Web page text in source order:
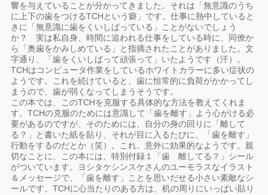
響を与えていることが分かってきました。それは「無意識のうち
に上下の歯をつけるTCHという癖」です。仕事に熱中していると
きに「無意識に歯をくいしばっている」ことがないでしょう
か？ 実は私自身、時間に追われる仕事をしている時に、同僚か
ら「奥歯をかみしめている」と指摘されたことがありました。文
字通り、「歯をくいしばって頑張って」いたようです（汗）。
TCHはコンピュータ作業をしているホワイトカラーに多い症状の
ようです。これを続けていると、歯に恒常的に負荷がかかってし
まうので、歯が弱くなってしまうそうです。
この本では、このTCHを克服する具体的な方法を教えてくれま
す。TCHの克服のためには意識して「歯を離す」よう心がける必
要があるのですが、そのためには、自分の身の回りに「離して
る？」と書いた紙を貼り、それが目に入るたびに、「歯を離す」
行動をするのだとか（笑）。これ、意外に効果的なようです。親
切なことに、この本には、特別付録１「歯 離してる？」シール
がついています。ヨシタケシンスケさんのユーモラスなイラスト
＆メッセージで、「歯を離す」ことを思いだせる小さい素敵なシ
ールです。TCHに心当たりのある方は、机の周りにいっぱい貼り